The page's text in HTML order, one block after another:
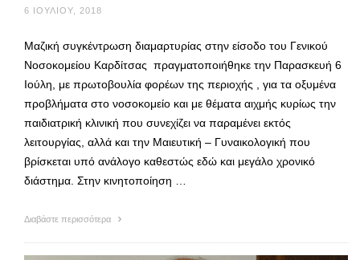
6 ΙΟΥΛΊΟΥ, 2018
Μαζική συγκέντρωση διαμαρτυρίας στην είσοδο του Γενικού
Νοσοκομείου Καρδίτσας πραγματοποιήθηκε την Παρασκευή 6
Ιούλη, με πρωτοβουλία φορέων της περιοχής , για τα οξυμένα
προβλήματα στο νοσοκομείο και με θέματα αιχμής κυρίως την
παιδιατρική κλινική που συνεχίζει να παραμένει εκτός
λειτουργίας, αλλά και την Μαιευτική – Γυναικολογική που
βρίσκεται υπό ανάλογο καθεστώς εδώ και μεγάλο χρονικό
διάστημα. Στην κινητοποίηση …
Διαβάστε περισσότερα